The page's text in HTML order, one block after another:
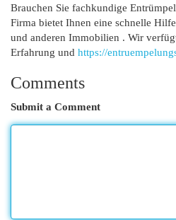
Brauchen Sie fachkundige
Firma bietet Ihnen eine schnelle
und anderen Immobilien . Wir
Erfahrung und https://
Comments
Submit a Comment